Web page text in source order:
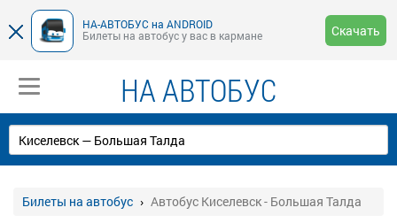
НА-АВТОБУС на ANDROID
Билеты на автобус у вас в кармане
Скачать
НА АВТОБУС
Билеты на автобус Автобус Киселевск - Большая Талда